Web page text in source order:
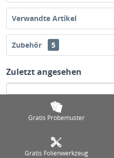
Verwandte Artikel
Zubehör 5
Zuletzt angesehen
Gratis Probemuster
Gratis Folienwerkzeug